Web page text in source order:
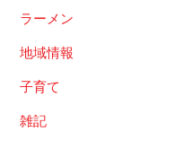
ラーメン
地域情報
子育て
雑記